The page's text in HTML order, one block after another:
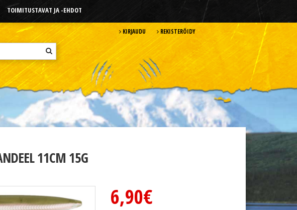
TOIMITUSTAVAT JA -EHDOT
KIRJAUDU REKISTERÖIDY
11CM 15G
6,90€